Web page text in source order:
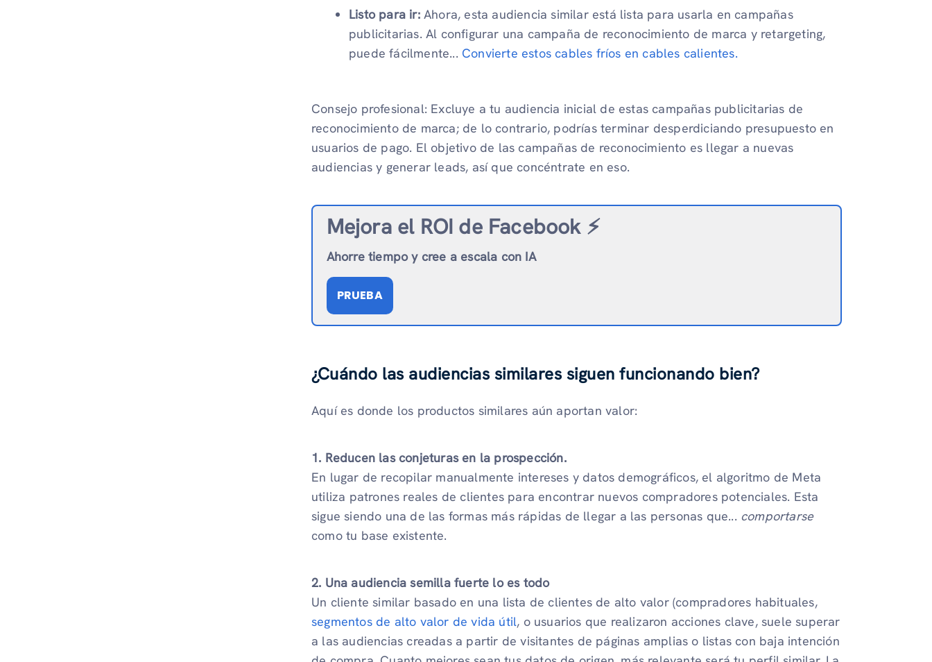
Listo para ir:Ahora, esta audiencia similar está lista para usarla en campañas
publicitarias. Al configurar una campaña de reconocimiento de marca y retargeting,
puede fácilmente... Convierte estos cables fríos en cables calientes.
Consejo profesional: Excluye a tu audiencia inicial de estas campañas publicitarias de
reconocimiento de marca; de lo contrario, podrías terminar desperdiciando presupuesto en
usuarios de pago. El objetivo de las campañas de reconocimiento es llegar a nuevas
audiencias y generar leads, así que concéntrate en eso.
Mejora el ROI de Facebook ⚡️
Ahorre tiempo y cree a escala con IA
PRUEBA
¿Cuándo las audiencias similares siguen funcionando bien?
Aquí es donde los productos similares aún aportan valor:
1. Reducen las conjeturas en la prospección.
En lugar de recopilar manualmente intereses y datos demográficos, el algoritmo de Meta
utiliza patrones reales de clientes para encontrar nuevos compradores potenciales. Esta
sigue siendo una de las formas más rápidas de llegar a las personas que... comportarse
como tu base existente.
2. Una audiencia semilla fuerte lo es todo
Un cliente similar basado en una lista de clientes de alto valor (compradores habituales,
segmentos de alto valor de vida útil, o usuarios que realizaron acciones clave, suele superar
a las audiencias creadas a partir de visitantes de páginas amplias o listas con baja intención